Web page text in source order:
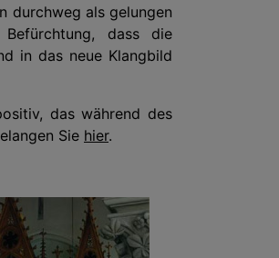
durchweg als gelungen
dass die
in das neue Klangbild
das während des
Sie hier.